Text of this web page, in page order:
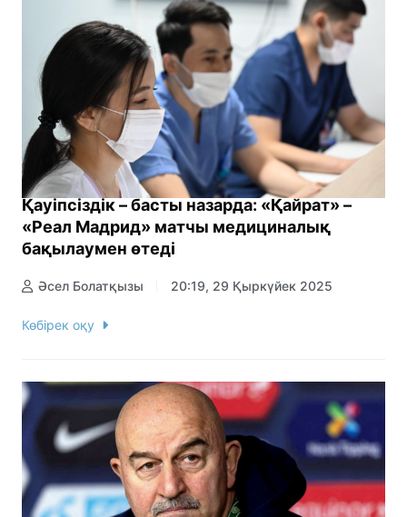
Қауіпсіздік – басты назарда: «Қайрат» –
«Реал Мадрид» матчы медициналық
бақылаумен өтеді
Әсел Болатқызы 20:19, 29 Қыркүйек 2025
Көбірек оқу